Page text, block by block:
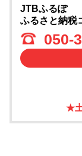
JTBふるぽ
ふるさと納税
050-
★土